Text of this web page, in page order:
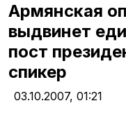
Армянская
выдвинет
пост
спикер
03.10.2007, 01:21